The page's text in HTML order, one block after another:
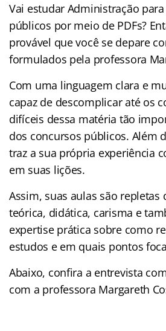
Vai estudar Administração
públicos por meio de PDFs?
provável que você se depare
formulados pela professora
Com uma linguagem clara e
capaz de descomplicar até os
difíceis dessa matéria tão
dos concursos públicos. Além
traz a sua própria experiência
em suas lições.
Assim, suas aulas são repletas
teórica, didática, carisma e
expertise prática sobre como
estudos e em quais pontos
Abaixo, confira a entrevista
com a professora Margareth